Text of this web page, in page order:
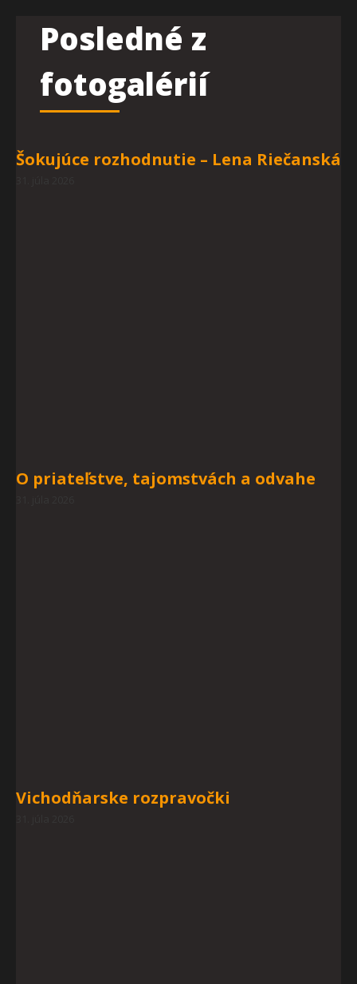
Posledné z
fotogalérií
Šokujúce rozhodnutie – Lena Riečanská
O priateľstve, tajomstvách a odvahe
Vichodňarske rozpravočki